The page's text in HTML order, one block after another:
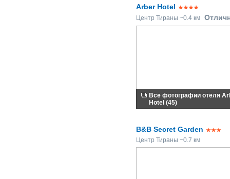
Arber Hotel
Центр Тираны ~0.4 км
Все фотографии отеля
Hotel (45)
B&B Secret Garden
Центр Тираны ~0.7 км